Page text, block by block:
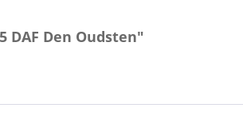
DAF Den Oudsten"